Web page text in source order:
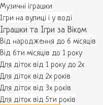
Музичні іграшки
Ігри на вулиці і у воді
Іграшки та Ігри за Віком
Від народження до 6 місяців
Від 6ти місяців до 1 року
Для діток від 1 року до 2х
Для діток від 2х років
Для діток від 3х років
Для діток від 5ти років